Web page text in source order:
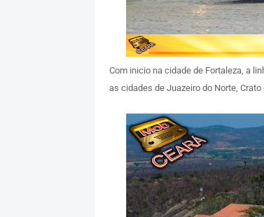
Com inicio na cidade de Fortaleza, a
as cidades de Juazeiro do Norte,